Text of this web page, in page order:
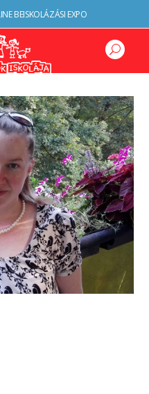
BEISKOLÁZÁSI EXPO